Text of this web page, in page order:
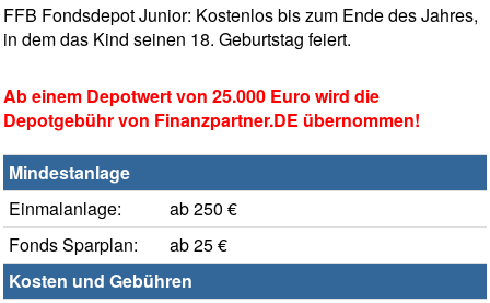
FFB Fondsdepot Junior: Kostenlos bis zum Ende des Jahres,
in dem das Kind seinen 18. Geburtstag feiert.
Ab einem Depotwert von 25.000 Euro wird die
Depotgebühr von Finanzpartner.DE übernommen!
Mindestanlage
Einmalanlage:
ab 250 €
Fonds Sparplan:
ab 25 €
Kosten und Gebühren